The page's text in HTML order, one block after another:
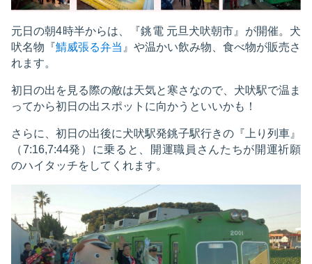
元日の朝4時半からは、『銚電 元旦犬吠朝市』が開催。犬
吠名物『鯖威張る弁当 』や温かい飲み物、食べ物が販売さ
れます。
初日の出を見る際の敵は天気と寒さなので、犬吠駅で温ま
ってから初日の出スポットに向かうといいかも！
さらに、初日の出後に犬吠駅発銚子駅行きの『上り列車』
（7:16,7:44発）に乗ると、開運職員さんたちが開運祈願
のハイタッチをしてくれます。